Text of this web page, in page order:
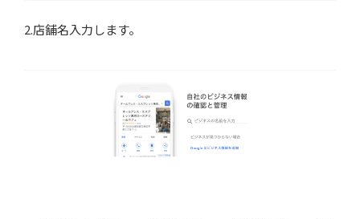
2.店舗名入力します。